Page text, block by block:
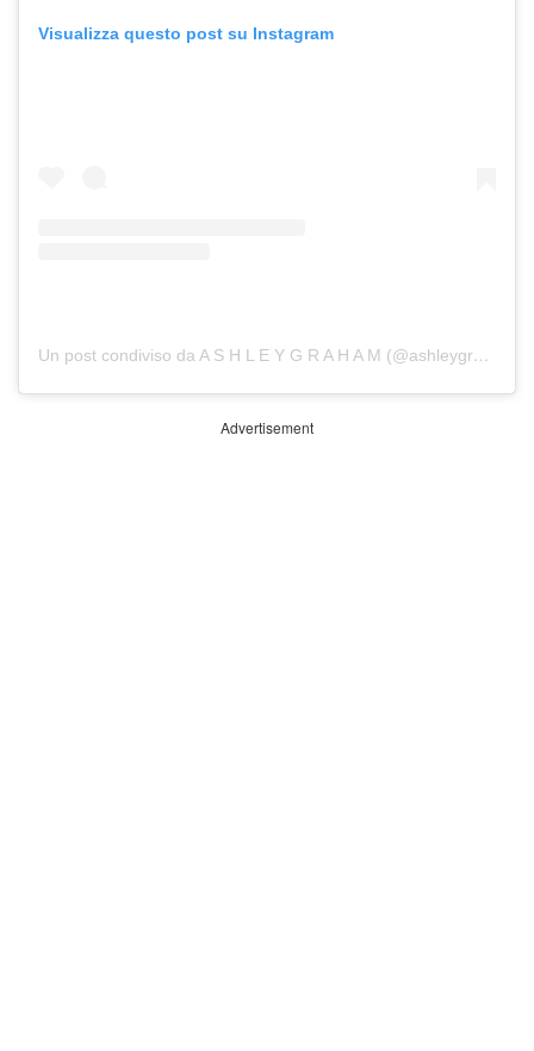
Visualizza questo post su Instagram
Un post condiviso da A S H L E Y G R A H A M (@ashleygraham)
Advertisement